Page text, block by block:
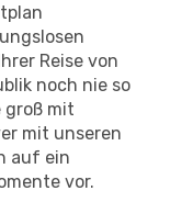
Reise von
noch nie so
groß mit
mit unseren
auf ein
vor.